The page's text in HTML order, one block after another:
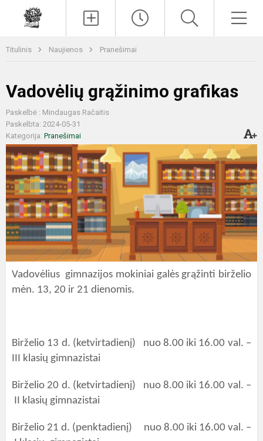
Titulinis Naujienos Pranešimai
Vadovėlių grąžinimo grafikas
Paskelbė : Mindaugas Račaitis
Paskelbta: 2024-05-31
Kategorija: Pranešimai
Vadovėlius gimnazijos mokiniai galės grąžinti birželio
mėn. 13, 20 ir 21 dienomis.
Birželio 13 d. (ketvirtadienį) nuo 8.00 iki 16.00 val. –
III klasių gimnazistai
Birželio 20 d. (ketvirtadienį) nuo 8.00 iki 16.00 val. –
II klasių gimnazistai
Birželio 21 d. (penktadienį) nuo 8.00 iki 16.00 val. –